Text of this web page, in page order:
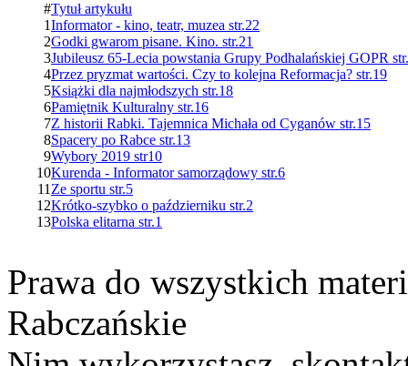
#Tytuł artykułu
1Informator - kino, teatr, muzea str.22
2Godki gwarom pisane. Kino. str.21
3Jubileusz 65-Lecia powstania Grupy Podhalańskiej GOPR
4Przez pryzmat wartości. Czy to kolejna Reformacja? str.19
5Książki dla najmłodszych str.18
6Pamiętnik Kulturalny str.16
7Z historii Rabki. Tajemnica Michała od Cyganów str.15
8Spacery po Rabce str.13
9Wybory 2019 str10
10Kurenda - Informator samorządowy str.6
11 Ze sportu str.5
12Krótko-szybko o październiku str.2
13Polska elitarna str.1
Prawa do wszystkich
Rabczańskie